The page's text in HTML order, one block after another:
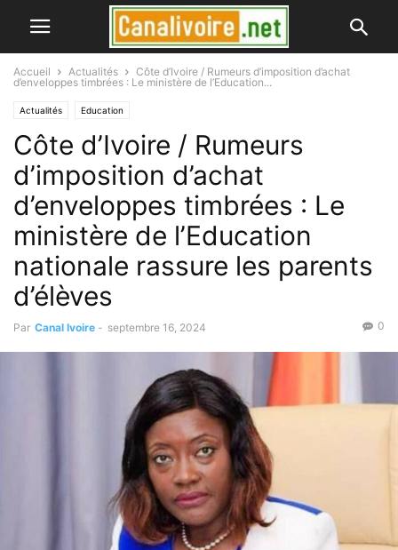
Accueil Actualités
Côte d’Ivoire / Rumeurs d’imposition d’achat
d’enveloppes timbrées : Le ministère de l’Education...
Actualités Education
Côte d’Ivoire / Rumeurs
d’imposition d’achat
d’enveloppes timbrées : Le
ministère de l’Education
nationale rassure les parents
d’élèves
Par Canal Ivoire - septembre 16, 2024 0